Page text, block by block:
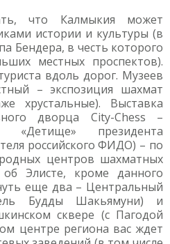
что Калмыкия может
истории и культуры (в
Бендера, в честь которого
местных проспектов).
вдоль дорог. Музеев
– экспозиция шахмат
хрустальные). Выставка
дворца City-Chess –
«Детище» президента
российского ФИДО) – по
центров шахматных
Элисте, кроме данного
еще два – Центральный
Будды Шакьямуни) и
сквере (с Пагодой
центре региона вас ждет